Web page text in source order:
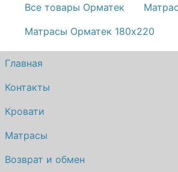
Все товары Орматек
Матрасы Орматек 180х220
Главная
Контакты
Кровати
Матрасы
Возврат и обмен